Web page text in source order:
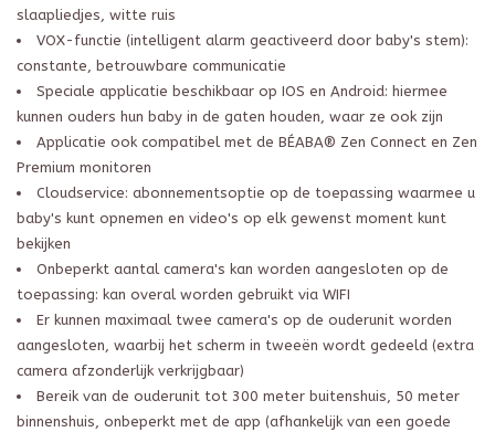
slaapliedjes, witte ruis
VOX-functie (intelligent alarm geactiveerd door baby's stem):
constante, betrouwbare communicatie
Speciale applicatie beschikbaar op IOS en Android: hiermee
kunnen ouders hun baby in de gaten houden, waar ze ook zijn
Applicatie ook compatibel met de BÉABA® Zen Connect en Zen
Premium monitoren
Cloudservice: abonnementsoptie op de toepassing waarmee u
baby's kunt opnemen en video's op elk gewenst moment kunt
bekijken
Onbeperkt aantal camera's kan worden aangesloten op de
toepassing: kan overal worden gebruikt via WIFI
Er kunnen maximaal twee camera's op de ouderunit worden
aangesloten, waarbij het scherm in tweeën wordt gedeeld (extra
camera afzonderlijk verkrijgbaar)
Bereik van de ouderunit tot 300 meter buitenshuis, 50 meter
binnenshuis, onbeperkt met de app (afhankelijk van een goede